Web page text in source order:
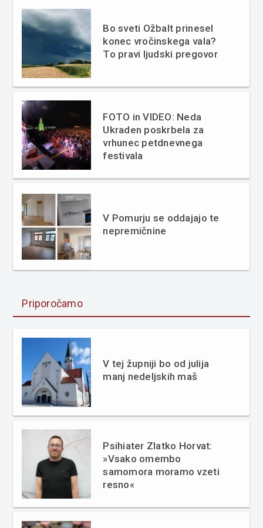
Bo sveti Ožbalt prinesel
konec vročinskega vala?
To pravi ljudski pregovor
FOTO in VIDEO: Neda
Ukraden poskrbela za
vrhunec petdnevnega
festivala
V Pomurju se oddajajo te
nepremičnine
Priporočamo
V tej župniji bo od julija
manj nedeljskih maš
Psihiater Zlatko Horvat:
»Vsako omembo
samomora moramo vzeti
resno«